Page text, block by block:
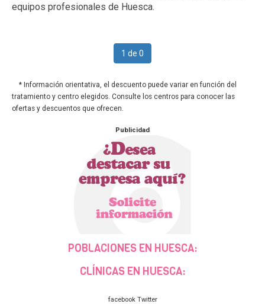
equipos profesionales de Huesca.
1 de 0
* Información orientativa, el descuento puede variar en función del
tratamiento y centro elegidos. Consulte los centros para conocer las
ofertas y descuentos que ofrecen.
Publicidad
POBLACIONES EN HUESCA:
CLÍNICAS EN HUESCA:
facebook Twitter